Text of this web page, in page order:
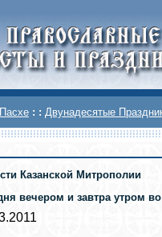
: : Двунадесятые
Казанской Митрополии
вечером и завтра утром